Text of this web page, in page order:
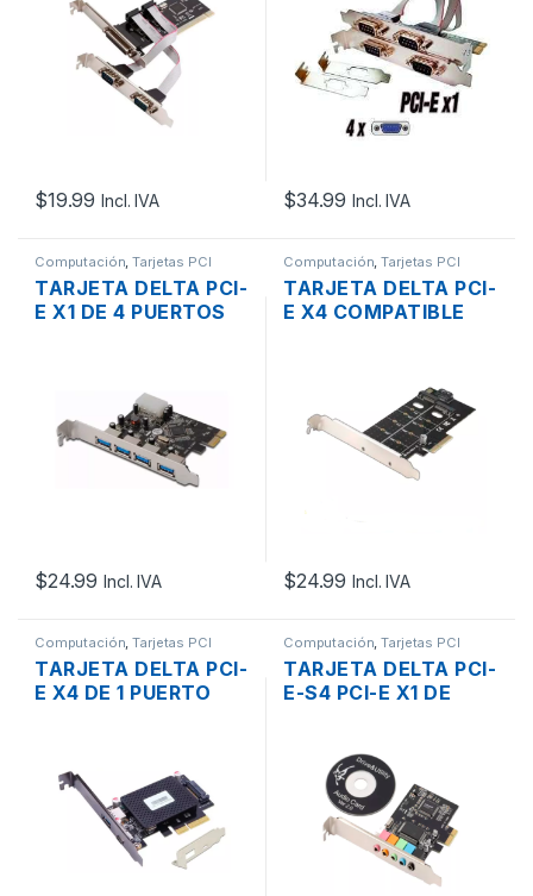
$19.99 Incl. IVA $34.99 Incl. IVA
Computación,Tarjetas PCI
TARJETA DELTA PCI-
E X1 DE 4 PUERTOS
$24.99 Incl. IVA
Computación,Tarjetas PCI
TARJETA DELTA PCI-
E X4 COMPATIBLE
$24.99 Incl. IVA
Computación,Tarjetas PCI
TARJETA DELTA PCI-
E X4 DE 1 PUERTO
Computación,Tarjetas PCI
TARJETA DELTA PCI-
E-S4 PCI-E X1 DE